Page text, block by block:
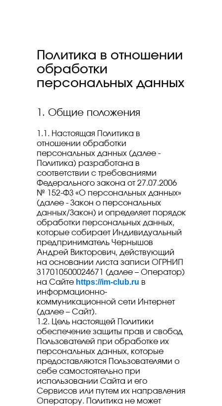
1. Общие положения
1.1. Настоящая Политика в
отношении обработки
персональных данных (далее -
Политика) разработана в
соответствии с требованиями
Федерального закона от 27.07.2006
№ 152-ФЗ «О персональных данных»
(далее - Закон о персональных
данных/Закон) и определяет порядок
обработки персональных данных,
которые собирает Индивидуальный
предприниматель Чернышов
Андрей Викторович, действующий
на основании листа записи ОГРНИП
317010500024671 (далее – Оператор)
на Сайте https://im-club.ru в
информационно-
коммуникационной сети Интернет
(далее – Сайт).
1.2. Цель настоящей Политики
обеспечение защиты прав и свобод
Пользователей при обработке их
персональных данных, которые
предоставляются Пользователями о
себе самостоятельно при
использовании Сайта и его
Сервисов или путем их направления
Оператору. Политика не может
Политика в отношении
обработки
персональных данных